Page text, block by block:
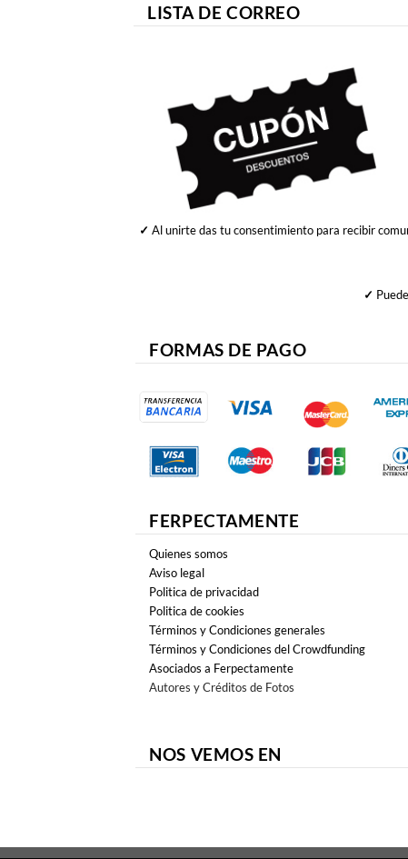
LISTA DE CORREO
✓ Al unirte das tu consentimiento para recibir
✓
FORMAS DE PAGO
FERPECTAMENTE
Quienes somos
Aviso legal
Politica de privacidad
Politica de cookies
Términos y Condiciones generales
Términos y Condiciones del Crowdfunding
Asociados a Ferpectamente
Autores y Créditos de Fotos
NOS VEMOS EN